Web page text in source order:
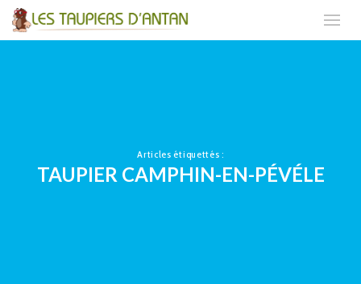
Articles étiquettés :
TAUPIER CAMPHIN-EN-PÉVÉLE